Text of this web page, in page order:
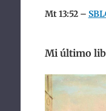
Mt 13:52 –
Mi último